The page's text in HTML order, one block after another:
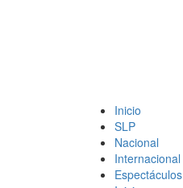
Inicio
SLP
Nacional
Internacional
Espectáculos